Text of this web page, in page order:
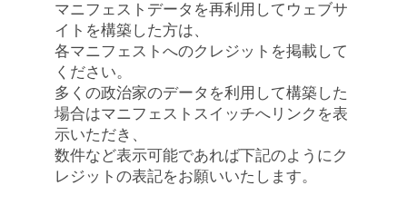
マニフェストデータを再利用してウェブサ
イトを構築した方は、
各マニフェストへのクレジットを掲載して
ください。
多くの政治家のデータを利用して構築した
場合はマニフェストスイッチへリンクを表
示いただき、
数件など表示可能であれば下記のようにク
レジットの表記をお願いいたします。